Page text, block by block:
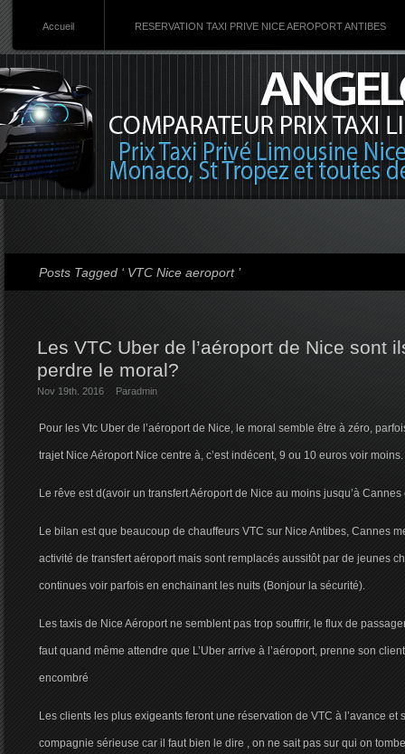
Accueil RESERVATION TAXI PRIVE NICE AEROPORT ANTIBES
Posts Tagged ‘ VTC Nice aeroport ’
Les VTC Uber de l’aéroport de Nice sont
perdre le moral?
Nov 19th. 2016 Paradmin
Pour les Vtc Uber de l’aéroport de Nice, le moral semble être à zéro,
trajet Nice Aéroport Nice centre à, c’est indécent, 9 ou 10 euros voir moins.
Le rêve est d(avoir un transfert Aéroport de Nice au moins jusqu’à
Le bilan est que beaucoup de chauffeurs VTC sur Nice Antibes, Cannes
activité de transfert aéroport mais sont remplacés aussitôt par de jeunes
continues voir parfois en enchainant les nuits (Bonjour la sécurité).
Les taxis de Nice Aéroport ne semblent pas trop souffrir, le flux de
faut quand même attendre que L’Uber arrive à l’aéroport, prenne son
encombré
Les clients les plus exigeants feront une réservation de VTC à l’avance et
compagnie sérieuse car il faut bien le dire , on ne sait pas sur qui on